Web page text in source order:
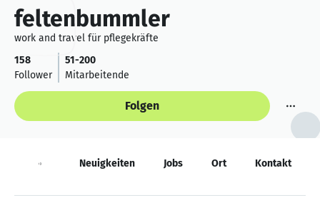
feltenbummler
work and travel für pflegekräfte
158
Follower
51-200
Mitarbeitende
Folgen
Über Neuigkeiten Jobs Ort Kontakt